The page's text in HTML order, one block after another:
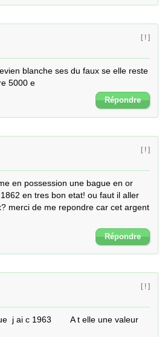
[ ! ]
blanche ses du faux se elle reste
5000 e
Répondre
[ ! ]
en possession une bague en or
en tres bon etat! ou faut il aller
merci de me repondre car cet argent
Répondre
[ ! ]
j ai c 1963        A t elle une valeur